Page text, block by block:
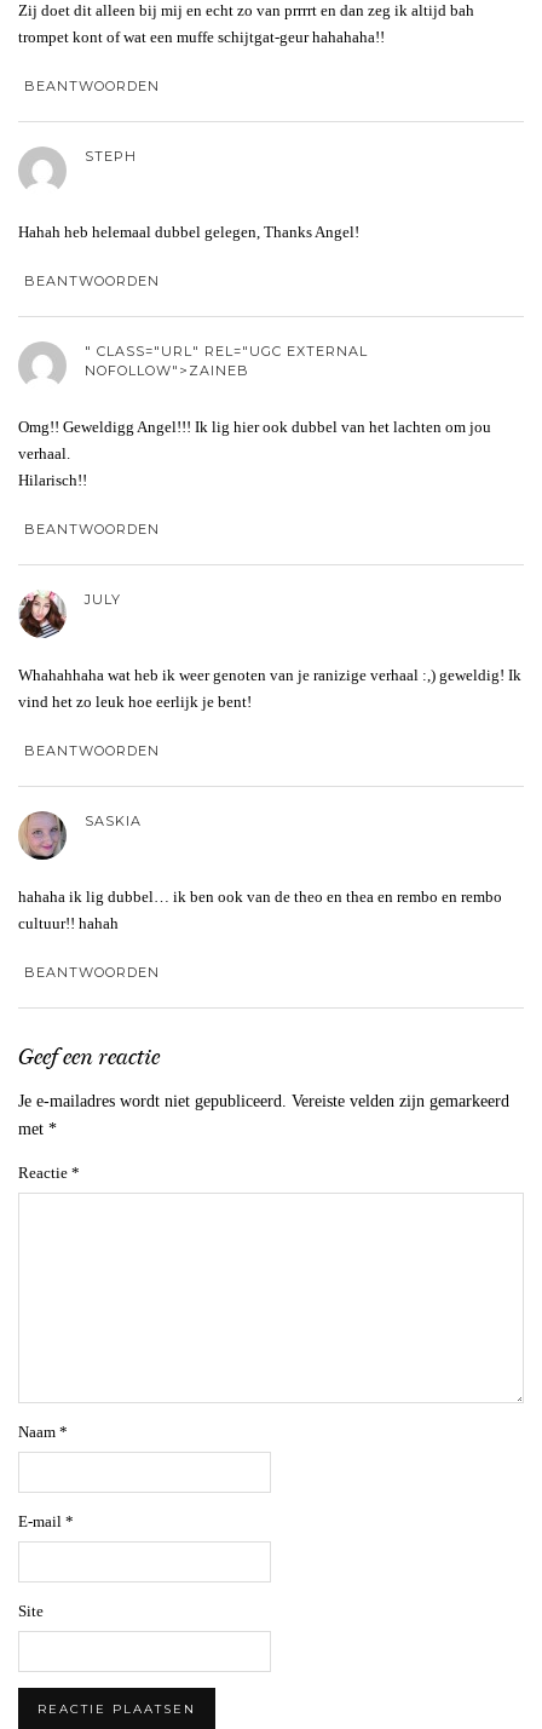
Zij doet dit alleen bij mij en echt zo van prrrrt en dan zeg ik altijd bah
trompet kont of wat een muffe schijtgat-geur hahahaha!!
BEANTWOORDEN
STEPH
Hahah heb helemaal dubbel gelegen, Thanks Angel!
BEANTWOORDEN
" CLASS="URL" REL="UGC EXTERNAL
NOFOLLOW">ZAINEB
Omg!! Geweldigg Angel!!! Ik lig hier ook dubbel van het lachten om jou
verhaal.
Hilarisch!!
BEANTWOORDEN
JULY
Whahahhaha wat heb ik weer genoten van je ranizige verhaal :,) geweldig! Ik
vind het zo leuk hoe eerlijk je bent!
BEANTWOORDEN
SASKIA
hahaha ik lig dubbel… ik ben ook van de theo en thea en rembo en rembo
cultuur!! hahah
BEANTWOORDEN
Geef een reactie
Je e-mailadres wordt niet gepubliceerd. Vereiste velden zijn gemarkeerd
met *
Reactie *
Naam *
E-mail *
Site